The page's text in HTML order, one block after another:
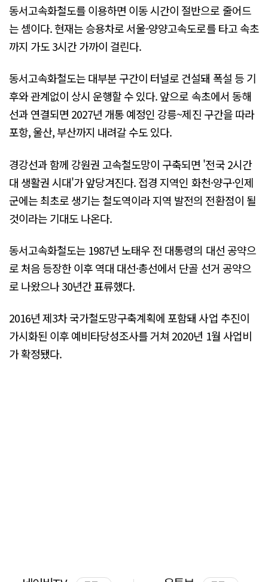
동서고속화철도를 이용하면 이동 시간이 절반으로 줄어드
는 셈이다. 현재는 승용차로 서울-양양고속도로를 타고 속초
까지 가도 3시간 가까이 걸린다.
동서고속화철도는 대부분 구간이 터널로 건설돼 폭설 등 기
후와 관계없이 상시 운행할 수 있다. 앞으로 속초에서 동해
선과 연결되면 2027년 개통 예정인 강릉~제진 구간을 따라
포항, 울산, 부산까지 내려갈 수도 있다.
경강선과 함께 강원권 고속철도망이 구축되면 '전국 2시간
대 생활권 시대'가 앞당겨진다. 접경 지역인 화천·양구·인제
군에는 최초로 생기는 철도역이라 지역 발전의 전환점이 될
것이라는 기대도 나온다.
동서고속화철도는 1987년 노태우 전 대통령의 대선 공약으
로 처음 등장한 이후 역대 대선·총선에서 단골 선거 공약으
로 나왔으나 30년간 표류했다.
2016년 제3차 국가철도망구축계획에 포함돼 사업 추진이
가시화된 이후 예비타당성조사를 거쳐 2020년 1월 사업비
가 확정됐다.